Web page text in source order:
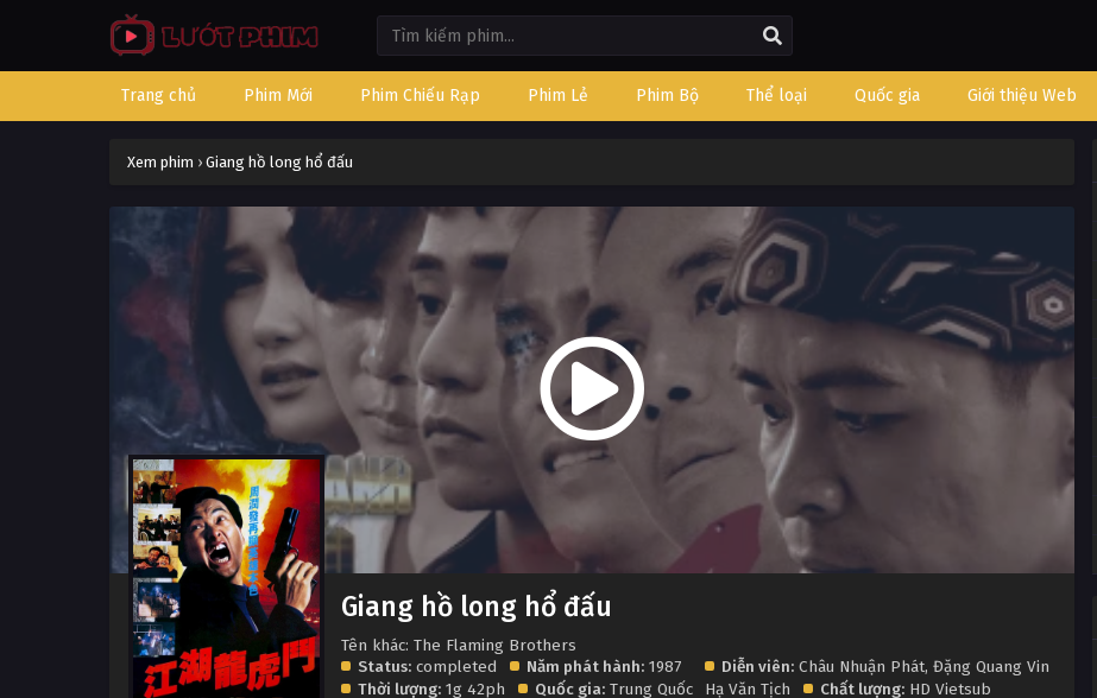
Trang chủ Phim Mới Phim Chiếu Rạp Phim Lẻ Phim Bộ Thể loại Quốc gia Giới thiệu Web
Xem phim › Giang hồ long hổ đấu
Giang hồ long hổ đấu
Tên khác: The Flaming Brothers
Status: completed Năm phát hành: 1987
Thời lượng: 1g 42ph Quốc gia: Trung Quốc
Diễn viên: Châu Nhuận Phát, Đặng Quang Vinh
Hạ Văn Tịch
Chất lượng: HD Vietsub